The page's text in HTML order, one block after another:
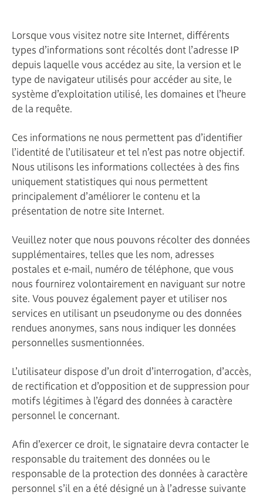
Lorsque vous visitez notre site Internet, différents
types d’informations sont récoltés dont l’adresse IP
depuis laquelle vous accédez au site, la version et le
type de navigateur utilisés pour accéder au site, le
système d’exploitation utilisé, les domaines et l’heure
de la requête.
Ces informations ne nous permettent pas d’identifier
l’identité de l’utilisateur et tel n’est pas notre objectif.
Nous utilisons les informations collectées à des fins
uniquement statistiques qui nous permettent
principalement d’améliorer le contenu et la
présentation de notre site Internet.
Veuillez noter que nous pouvons récolter des données
supplémentaires, telles que les nom, adresses
postales et e-mail, numéro de téléphone, que vous
nous fournirez volontairement en naviguant sur notre
site. Vous pouvez également payer et utiliser nos
services en utilisant un pseudonyme ou des données
rendues anonymes, sans nous indiquer les données
personnelles susmentionnées.
L’utilisateur dispose d’un droit d’interrogation, d’accès,
de rectification et d’opposition et de suppression pour
motifs légitimes à l’égard des données à caractère
personnel le concernant.
Afin d’exercer ce droit, le signataire devra contacter le
responsable du traitement des données ou le
responsable de la protection des données à caractère
personnel s’il en a été désigné un à l’adresse suivante